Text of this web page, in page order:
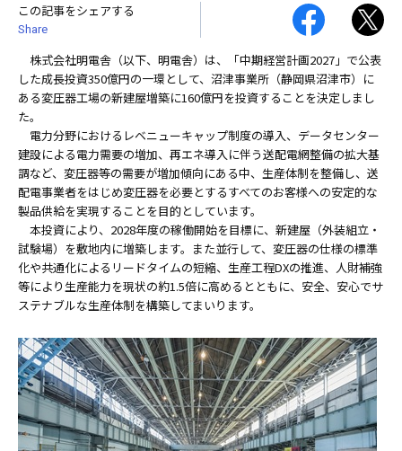
この記事をシェアする
Share
株式会社明電舎（以下、明電舎）は、「中期経営計画2027」で公表
した成長投資350億円の一環として、沼津事業所（静岡県沼津市）に
ある変圧器工場の新建屋増築に160億円を投資することを決定しまし
た。
電力分野におけるレベニューキャップ制度の導入、データセンター
建設による電力需要の増加、再エネ導入に伴う送配電網整備の拡大基
調など、変圧器等の需要が増加傾向にある中、生産体制を整備し、送
配電事業者をはじめ変圧器を必要とするすべてのお客様への安定的な
製品供給を実現することを目的としています。
本投資により、2028年度の稼働開始を目標に、新建屋（外装組立・
試験場）を敷地内に増築します。また並行して、変圧器の仕様の標準
化や共通化によるリードタイムの短縮、生産工程DXの推進、人財補強
等により生産能力を現状の約1.5倍に高めるとともに、安全、安心でサ
ステナブルな生産体制を構築してまいります。